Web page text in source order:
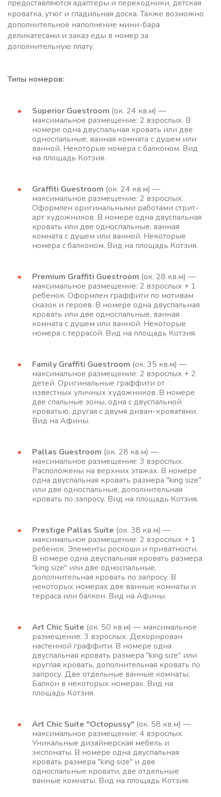
предоставляются адаптеры и переходники, детская
кроватка, утюг и гладильная доска. Также возможно
дополнительное наполнение мини-бара
деликатесами и заказ еды в номер за
дополнительную плату.
Типы номеров:
Superior Guestroom (ок. 24 кв.м) —
максимальное размещение: 2 взрослых. В
номере одна двуспальная кровать или две
односпальные, ванная комната с душем или
ванной. Некоторые номера с балконом. Вид
на площадь Котзия.
Graffiti Guestroom (ок. 24 кв.м) —
максимальное размещение: 2 взрослых.
Оформлен оригинальными работами стрит-
арт художников. В номере одна двуспальная
кровать или две односпальные, ванная
комната с душем или ванной. Некоторые
номера с балконом. Вид на площадь Котзия.
Premium Graffiti Guestroom (ок. 28 кв.м) —
максимальное размещение: 2 взрослых + 1
ребенок. Оформлен граффити по мотивам
сказок и героев. В номере одна двуспальная
кровать или две односпальные, ванная
комната с душем или ванной. Некоторые
номера с террасой. Вид на площадь Котзия.
Family Graffiti Guestroom (ок. 35 кв.м) —
максимальное размещение: 2 взрослых + 2
детей. Оригинальные граффити от
известных уличных художников. В номере
две спальные зоны, одна с двуспальной
кроватью, другая с двумя диван-кроватями.
Вид на Афины.
Pallas Guestroom (ок. 28 кв.м) —
максимальное размещение: 3 взрослых.
Расположены на верхних этажах. В номере
одна двуспальная кровать размера "king size"
или две односпальные, дополнительная
кровать по запросу. Вид на площадь Котзия.
Prestige Pallas Suite (ок. 38 кв.м) —
максимальное размещение: 2 взрослых + 1
ребенок. Элементы роскоши и приватности.
В номере одна двуспальная кровать размера
"king size" или две односпальные,
дополнительная кровать по запросу. В
некоторых номерах две ванные комнаты и
терраса или балкон. Вид на Афины.
Art Chic Suite (ок. 50 кв.м) — максимальное
размещение: 3 взрослых. Декорирован
настенной граффити. В номере одна
двуспальная кровать размера "king size" или
круглая кровать, дополнительная кровать по
запросу. Две отдельные ванные комнаты.
Балкон в некоторых номерах. Вид на
площадь Котзия.
Art Chic Suite "Octopussy" (ок. 58 кв.м) —
максимальное размещение: 4 взрослых.
Уникальные дизайнерская мебель и
экспонаты. В номере одна двуспальная
кровать размера "king size" и две
односпальные кровати, две отдельные
ванные комнаты. Вид на площадь Котзия.